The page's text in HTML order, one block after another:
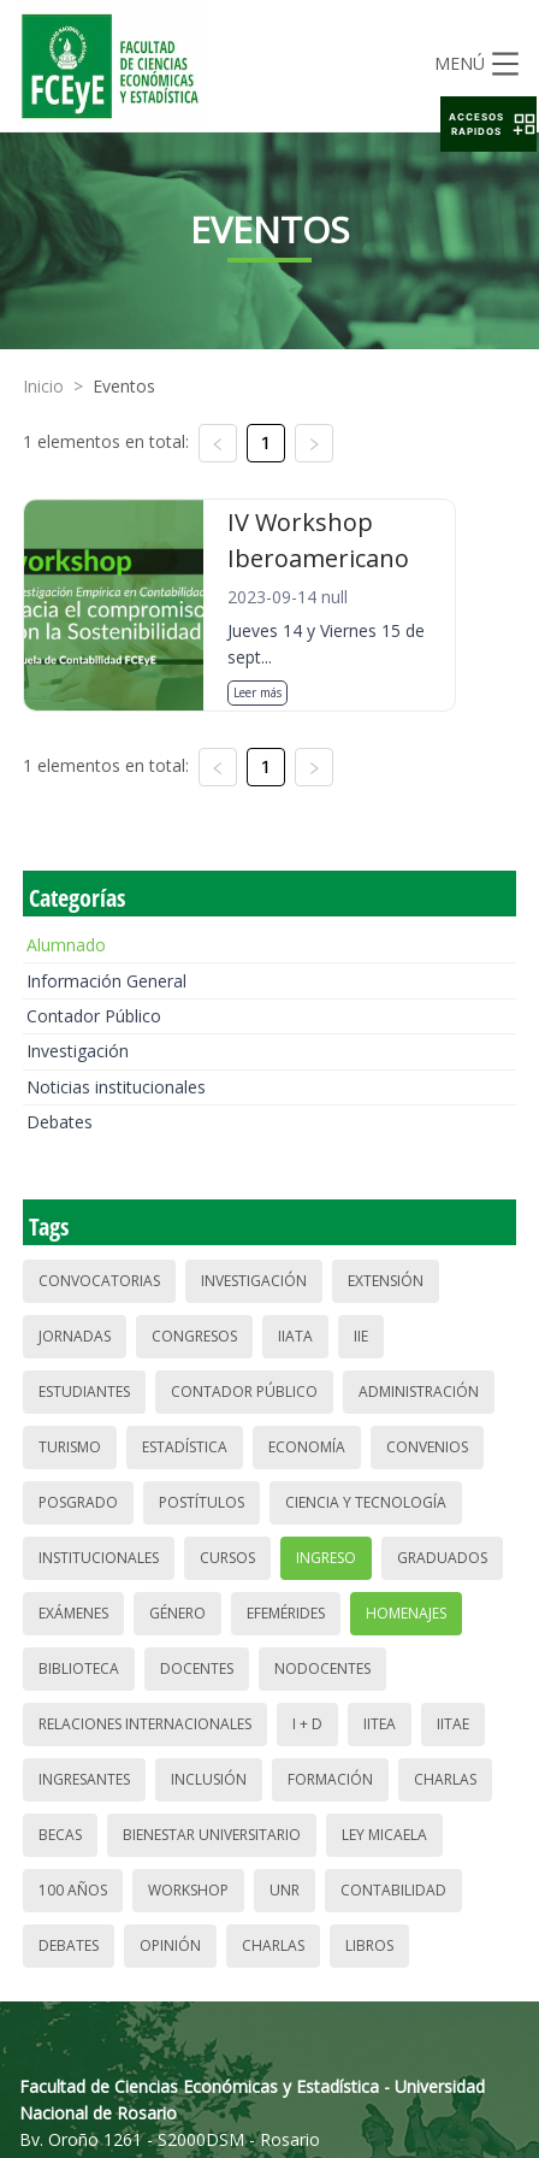
MENÚ
EVENTOS
Inicio > Eventos
1 elementos en total: 1
IV Workshop
Iberoamericano
2023-09-14 null
Jueves 14 y Viernes 15 de
sept...
Leer más
1 elementos en total: 1
Categorías
Alumnado
Información General
Contador Público
Investigación
Noticias institucionales
Debates
Tags
CONVOCATORIAS INVESTIGACIÓN EXTENSIÓN
JORNADAS CONGRESOS IIATA IIE
ESTUDIANTES CONTADOR PÚBLICO ADMINISTRACIÓN
TURISMO ESTADÍSTICA ECONOMÍA CONVENIOS
POSGRADO POSTÍTULOS CIENCIA Y TECNOLOGÍA
INSTITUCIONALES CURSOS INGRESO GRADUADOS
EXÁMENES GÉNERO EFEMÉRIDES HOMENAJES
BIBLIOTECA DOCENTES NODOCENTES
RELACIONES INTERNACIONALES I + D IITEA IITAE
INGRESANTES INCLUSIÓN FORMACIÓN CHARLAS
BECAS BIENESTAR UNIVERSITARIO LEY MICAELA
100 AÑOS WORKSHOP UNR CONTABILIDAD
DEBATES OPINIÓN CHARLAS LIBROS
Facultad de Ciencias Económicas y Estadística - Universidad
Nacional de Rosario
Bv. Oroño 1261 - S2000DSM - Rosario
ACCESOS
RAPIDOS